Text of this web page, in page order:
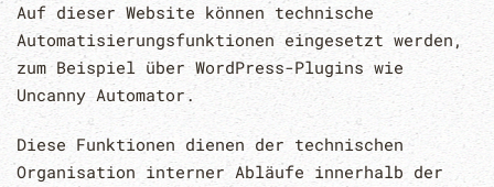
Auf dieser Website können technische
Automatisierungsfunktionen eingesetzt werden,
zum Beispiel über WordPress-Plugins wie
Uncanny Automator.
Diese Funktionen dienen der technischen
Organisation interner Abläufe innerhalb der